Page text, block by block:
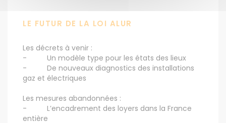
LE FUTUR DE LA LOI ALUR
Les décrets à venir :
- Un modèle type pour les états des lieux
- De nouveaux diagnostics des installations
gaz et électriques
Les mesures abandonnées :
- L’encadrement des loyers dans la France
entière